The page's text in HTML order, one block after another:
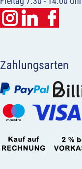
Zahlungsarten